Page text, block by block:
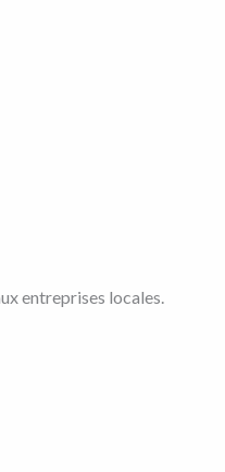
entreprises locales.